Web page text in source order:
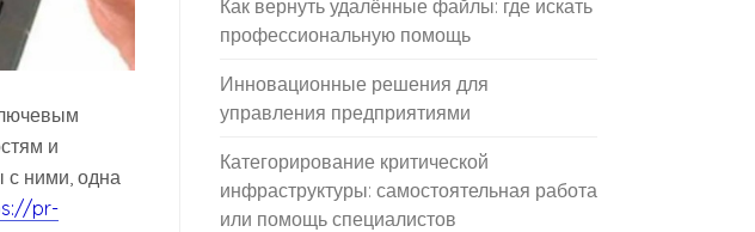
и
с ними, одна
pr-
Как вернуть удалённые файлы: где искать
профессиональную помощь
Инновационные решения для
управления предприятиями
Категорирование критической
инфраструктуры: самостоятельная работа
или помощь специалистов